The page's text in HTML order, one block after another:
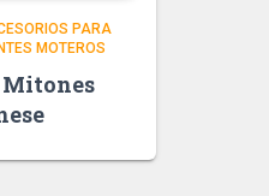
PARA
MOTEROS
Mitones